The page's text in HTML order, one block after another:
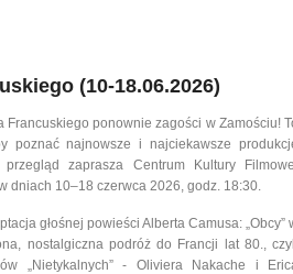
(10-18.06.2026)
Francuskiego ponownie zagości w Zamościu!
poznać najnowsze i najciekawsze
zaprasza Centrum Kultury
dniach 10–18 czerwca 2026, godz. 18:30.
głośnej powieści Alberta Camusa: „Obcy”
nostalgiczna podróż do Francji lat 80.,
„Nietykalnych” - Oliviera Nakache i